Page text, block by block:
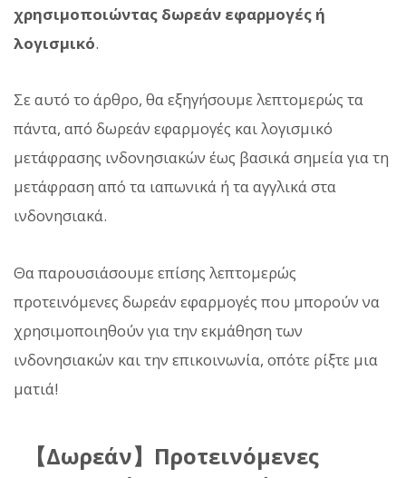
χρησιμοποιώντας δωρεάν εφαρμογές ή
λογισμικό.
Σε αυτό το άρθρο, θα εξηγήσουμε λεπτομερώς τα
πάντα, από δωρεάν εφαρμογές και λογισμικό
μετάφρασης ινδονησιακών έως βασικά σημεία για τη
μετάφραση από τα ιαπωνικά ή τα αγγλικά στα
ινδονησιακά.
Θα παρουσιάσουμε επίσης λεπτομερώς
προτεινόμενες δωρεάν εφαρμογές που μπορούν να
χρησιμοποιηθούν για την εκμάθηση των
ινδονησιακών και την επικοινωνία, οπότε ρίξτε μια
ματιά!
【Δωρεάν】Προτεινόμενες